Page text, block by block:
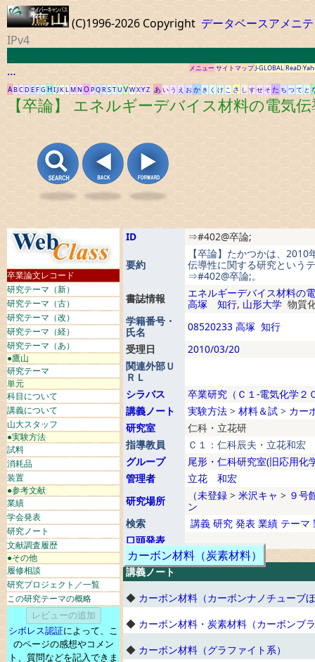
(C)1996-2026 Copyright データベースアメニ
IPv4
…
メニューサイトマップJ-GLOBALReaD
ABCD EFG HIJKLMN OPQRSTU VWXYZ あ い う え おか き く け こ さ し すせ そ た ち つて と
【卒論】 エネルギーデバイス材料の電気
卒業論文レコード
研究テーマ（新）
研究テーマ（古）
研究テーマ（改）
研究テーマ（経）
研究テーマ（あ）
●鷹山
研究テーマ
単元
科目について
講義について
山大スタッフ
●実験方法
試料
消耗品
装置
●参考文献
業績
学会発表
研究ノート
文献調査履歴
●その他
履修相談
研究プロジェクト／一覧
この研究テーマの概略
シボレス認証によって、こ
のページの感想やコメン
ト、質問などを記入できま
ID ⇒#402@卒論;
要約
【卒論】たかつかは、
伝導性に関する研究という
⇒#402@卒論;。
書誌情報
エネルギーデバイス材料の
高塚 知行, 山形大学 物質
学籍番号・
氏名
08520233 高塚 知行
受理日
2010/03/20
関連外部Ｕ
ＲＬ
シラバス
卒業研究（Ｃ１-電気化学２
講義ノート
実験方法 > 材料＆試 > カー
研究室
仁科・立花研
指導教員
Ｃ１：仁科辰夫・立花和宏
グループ
尾形・仁科研究室(旧応用化
管理者
立花 和宏
研究場所
（未登録 > 米沢キャ > ９号
ン
検索
講義 研究 発表 業績 テーマ
口頭発表
カーボン材料（炭素材料）
講義ノート
◆ カーボン材料（カーボンナノチューブ
◆ カーボン材料・炭素材料（カーボンブ
◆ カーボン材料（グラファイト系）